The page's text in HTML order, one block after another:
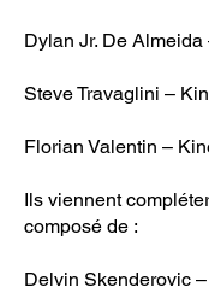
Dylan Jr. De
Steve Travaglini –
Florian Valentin –
Ils viennent
composé de :
Delvin Skenderovic